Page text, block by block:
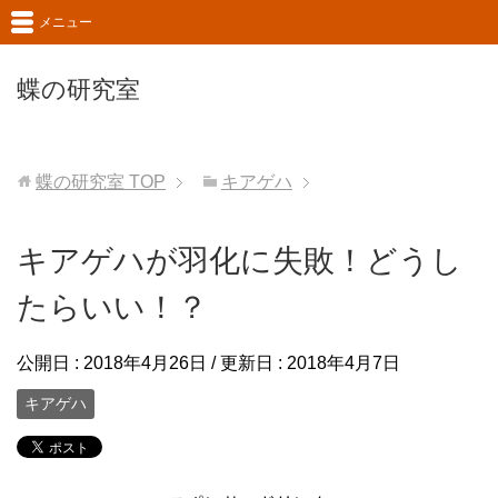
蝶の研究室
メニュー
蝶の研究室 TOP キアゲハ
キアゲハが羽化に失敗！どうし
たらいい！？
公開日 : 2018年4月26日 / 更新日 : 2018年4月7日
キアゲハ